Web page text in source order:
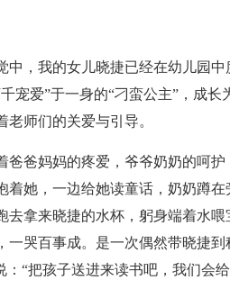
中，我的女儿晓捷已经在幼儿园
宠爱”于一身的“刁蛮公主”，成
师们的关爱与引导。
爸爸妈妈的疼爱，爷爷奶奶的呵
着她，一边给她读童话，奶奶蹲
去拿来晓捷的水杯，躬身端着水
一哭百事成。是一次偶然带晓捷
：“把孩子送进来读书吧，我们会